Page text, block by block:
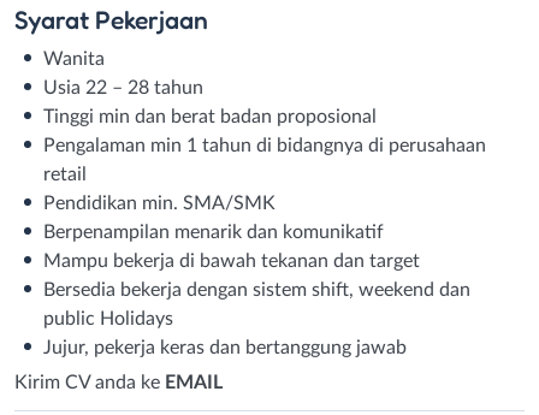
Syarat Pekerjaan
Wanita
Usia 22 – 28 tahun
Tinggi min dan berat badan proposional
Pengalaman min 1 tahun di bidangnya di perusahaan
retail
Pendidikan min. SMA/SMK
Berpenampilan menarik dan komunikatif
Mampu bekerja di bawah tekanan dan target
Bersedia bekerja dengan sistem shift, weekend dan
public Holidays
Jujur, pekerja keras dan bertanggung jawab
Kirim CV anda ke EMAIL